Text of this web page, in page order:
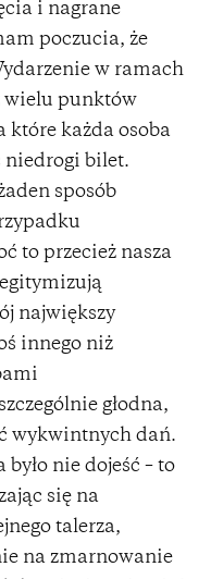
i nagrane
poczucia, że
w ramach
wielu punktów
które każda osoba
niedrogi bilet.
sposób
to przecież nasza
największy
innego niż
głodna,
wykwintnych dań.
nie dojeść – to
się na
talerza,
na zmarnowanie